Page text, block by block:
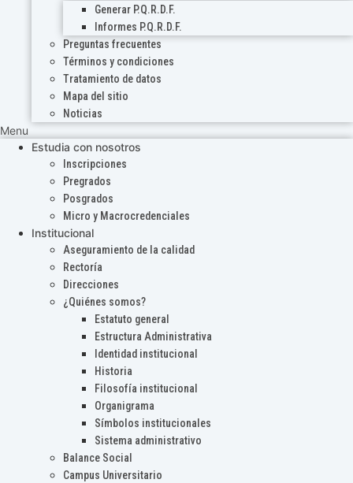
Generar P.Q.R.D.F.
Informes P.Q.R.D.F.
Preguntas frecuentes
Términos y condiciones
Tratamiento de datos
Mapa del sitio
Noticias
Menu
Estudia con nosotros
Inscripciones
Pregrados
Posgrados
Micro y Macrocredenciales
Institucional
Aseguramiento de la calidad
Rectoría
Direcciones
¿Quiénes somos?
Estatuto general
Estructura Administrativa
Identidad institucional
Historia
Filosofía institucional
Organigrama
Símbolos institucionales
Sistema administrativo
Balance Social
Campus Universitario